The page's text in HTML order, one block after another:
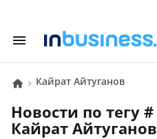
Кайрат Айтуганов
Новости по тегу #
Кайрат Айтуганов